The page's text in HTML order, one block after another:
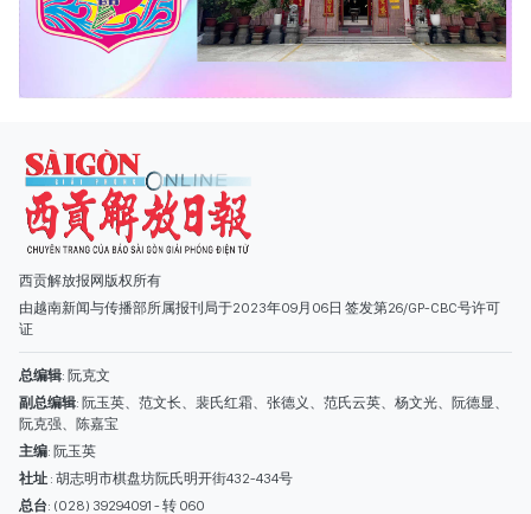
西贡解放报网版权所有
由越南新闻与传播部所属报刊局于2023年09月06日 签发第26/GP-CBC号许可
副总编辑: 阮玉英、范文长、裴氏红霜、张德义、范氏云英、杨文光、阮德显、
阮克强、陈嘉宝
主编: 阮玉英
社址: 胡志明市棋盘坊阮氏明开街432-434号
总台: (028) 39294091 - 转 060
热线: 096.558.1888
编辑部: (028) 39294092 - 转 060
电子信箱
广告部
(028) 38334185
quangcaohoavan09@gmail.com;